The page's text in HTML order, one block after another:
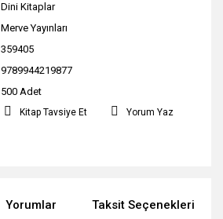
Dini Kitaplar
Merve Yayınları
359405
9789944219877
500 Adet
Kitap Tavsiye Et Yorum Yaz
Yorumlar Taksit Seçenekleri